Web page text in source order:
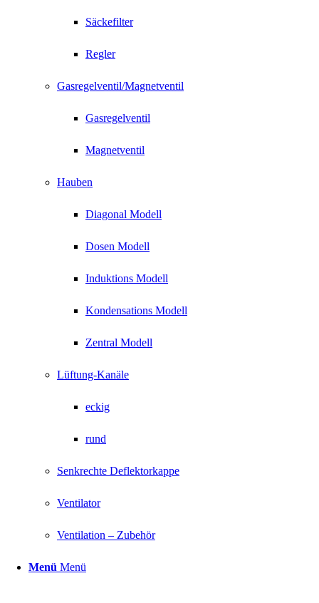
Säckefilter
Regler
Gasregelventil/Magnetventil
Gasregelventil
Magnetventil
Hauben
Diagonal Modell
Dosen Modell
Induktions Modell
Kondensations Modell
Zentral Modell
Lüftung-Kanäle
eckig
rund
Senkrechte Deflektorkappe
Ventilator
Ventilation – Zubehör
Menü Menü